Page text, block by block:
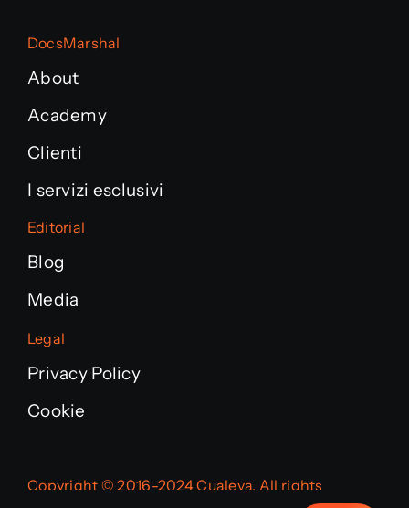
DocsMarshal
About
Academy
Clienti
I servizi esclusivi
Editorial
Blog
Media
Legal
Privacy Policy
Cookie
Copyright © 2016-2024 Cualeva. All rights